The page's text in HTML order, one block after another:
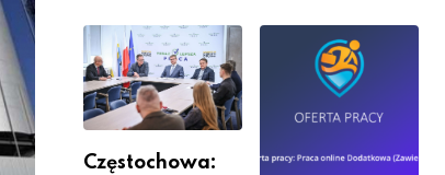
Częstochowa: